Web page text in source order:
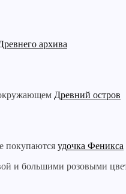
архива
Древний остров
покупаются удочка Феникса
и большими розовыми